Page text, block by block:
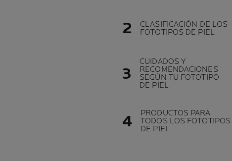
CLASIFICACIÓN DE LOS
FOTOTIPOS DE PIEL
CUIDADOS Y
RECOMENDACIONES
SEGÚN TU FOTOTIPO
DE PIEL
PRODUCTOS PARA
TODOS LOS FOTOTIPOS
DE PIEL